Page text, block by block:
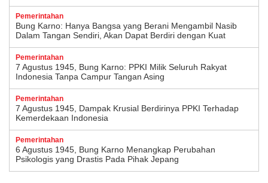
Pemerintahan
Bung Karno: Hanya Bangsa yang Berani Mengambil Nasib
Dalam Tangan Sendiri, Akan Dapat Berdiri dengan Kuat
Pemerintahan
7 Agustus 1945, Bung Karno: PPKI Milik Seluruh Rakyat
Indonesia Tanpa Campur Tangan Asing
Pemerintahan
7 Agustus 1945, Dampak Krusial Berdirinya PPKI Terhadap
Kemerdekaan Indonesia
Pemerintahan
6 Agustus 1945, Bung Karno Menangkap Perubahan
Psikologis yang Drastis Pada Pihak Jepang